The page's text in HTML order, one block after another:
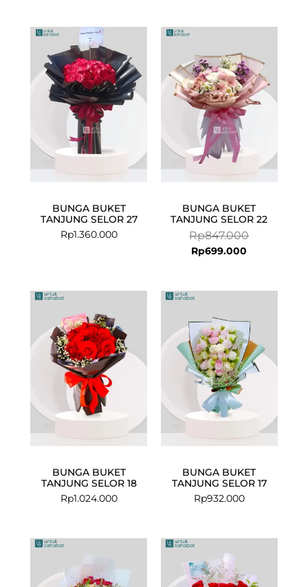
BUNGA BUKET
TANJUNG SELOR 27
Rp1.360.000
BUNGA BUKET
TANJUNG SELOR 22
Rp847.000
was:
Rp847.000.
Rp699.000
is:
Rp699.000.
BUNGA BUKET
TANJUNG SELOR 18
Rp1.024.000
BUNGA BUKET
TANJUNG SELOR 17
Rp932.000